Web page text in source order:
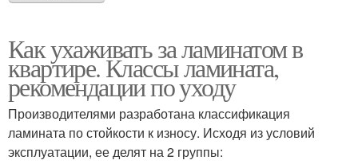
Как ухаживать за ламинатом в
квартире. Классы ламината,
рекомендации по уходу
Производителями разработана классификация
ламината по стойкости к износу. Исходя из условий
эксплуатации, ее делят на 2 группы: